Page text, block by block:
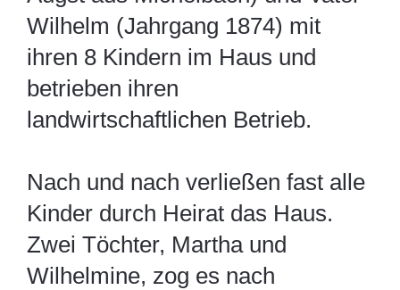
Wilhelm (Jahrgang 1874) mit
ihren 8 Kindern im Haus und
betrieben ihren
landwirtschaftlichen Betrieb.
Nach und nach verließen fast alle
Kinder durch Heirat das Haus.
Zwei Töchter, Martha und
Wilhelmine, zog es nach